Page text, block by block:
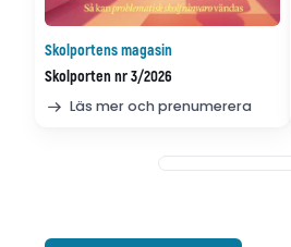
Skolportens magasin
Skolporten nr 3/2026
Läs mer och prenumerera